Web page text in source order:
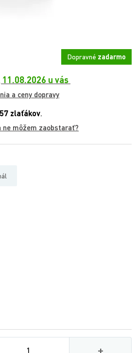
Dopravné zadarmo
11.08.2026 u vás
a ceny dopravy
57 zlaťákov.
ne môžem zaobstarať?
Množství
+